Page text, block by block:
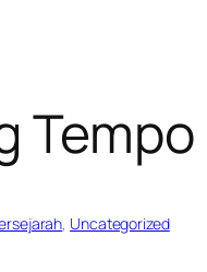
, Uncategorized